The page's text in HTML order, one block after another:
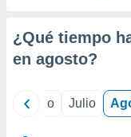
e
mediante
publicidad
¿Qué tiempo
en agosto?
Junio Julio